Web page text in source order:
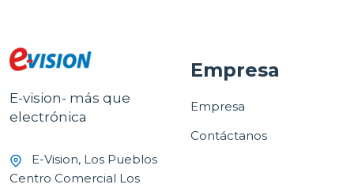
E-vision- más que
electrónica
E-Vision, Los Pueblos
Centro Comercial Los
Empresa
Empresa
Contáctanos